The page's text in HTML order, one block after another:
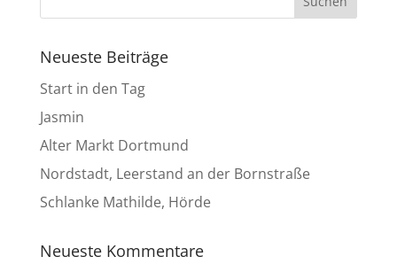
Neueste Beiträge
Start in den Tag
Jasmin
Alter Markt Dortmund
Nordstadt, Leerstand an der Bornstraße
Schlanke Mathilde, Hörde
Neueste Kommentare